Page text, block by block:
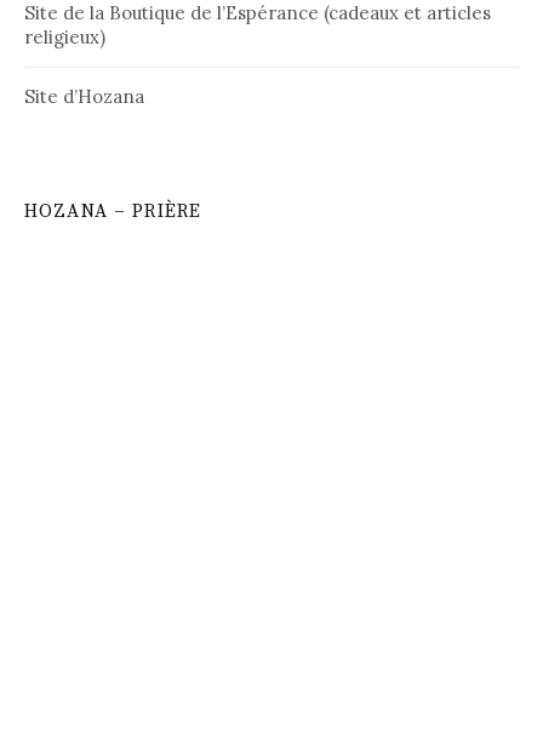
Site de la Boutique de l’Espérance (cadeaux et articles
religieux)
Site d’Hozana
HOZANA – PRIÈRE